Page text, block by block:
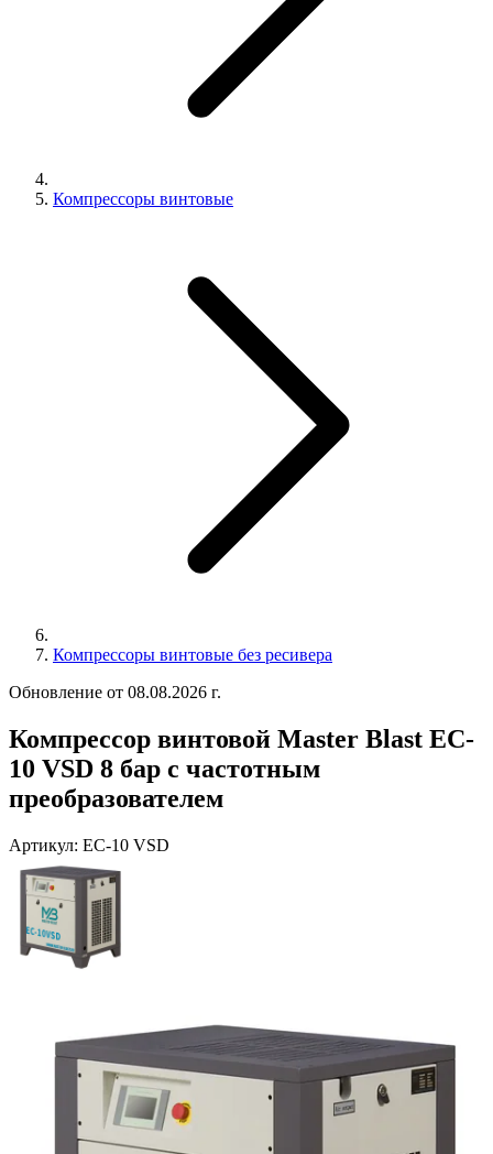
Компрессоры винтовые
Компрессоры винтовые без ресивера
Обновление от 08.08.2026 г.
Компрессор винтовой Master Blast EC-
10 VSD 8 бар с частотным
преобразователем
Артикул: EC-10 VSD